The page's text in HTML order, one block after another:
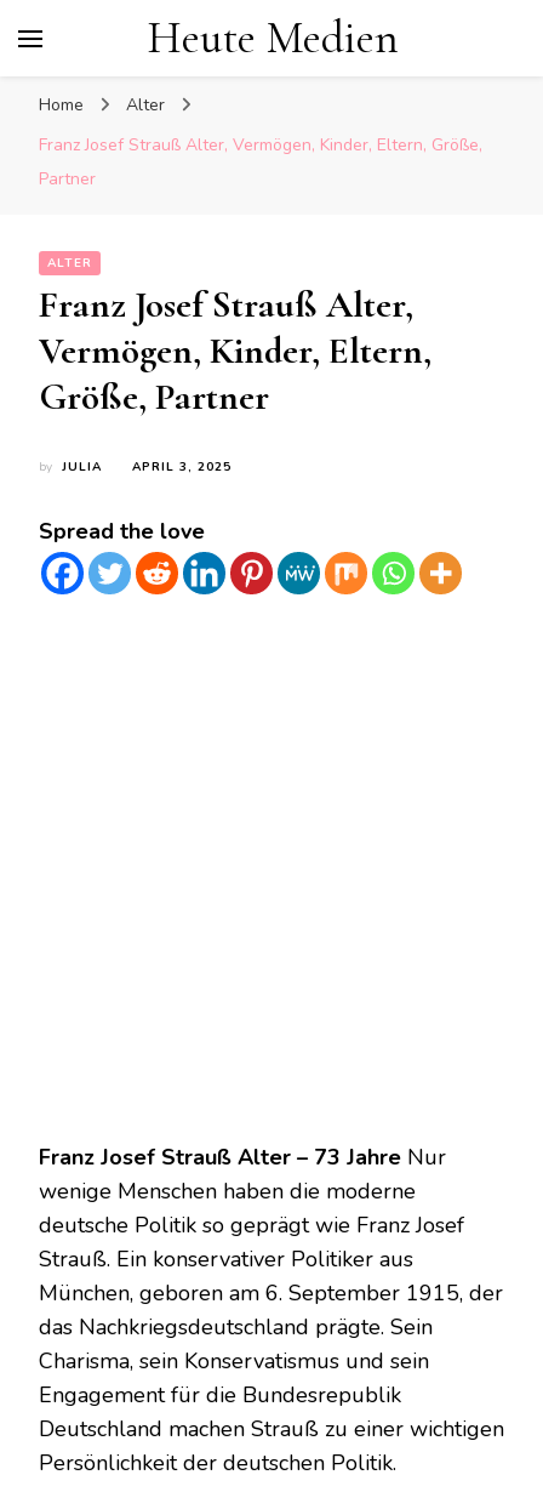
Heute Medien
Home
Alter
Franz Josef Strauß Alter, Vermögen, Kinder, Eltern, Größe,
Partner
ALTER
Franz Josef Strauß Alter,
Vermögen, Kinder, Eltern,
Größe, Partner
by JULIA APRIL 3, 2025
Spread the love
Franz Josef Strauß Alter – 73 Jahre Nur
wenige Menschen haben die moderne
deutsche Politik so geprägt wie Franz Josef
Strauß. Ein konservativer Politiker aus
München, geboren am 6. September 1915, der
das Nachkriegsdeutschland prägte. Sein
Charisma, sein Konservatismus und sein
Engagement für die Bundesrepublik
Deutschland machen Strauß zu einer wichtigen
Persönlichkeit der deutschen Politik.